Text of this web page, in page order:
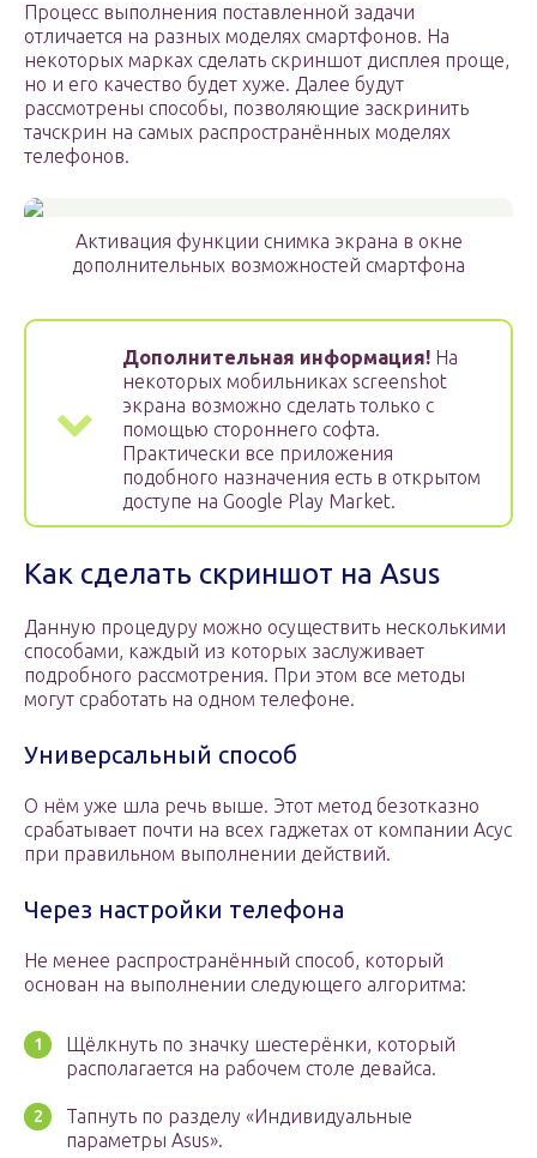
Процесс выполнения поставленной задачи
отличается на разных моделях смартфонов. На
некоторых марках сделать скриншот дисплея проще,
но и его качество будет хуже. Далее будут
рассмотрены способы, позволяющие заскринить
тачскрин на самых распространённых моделях
телефонов.
Активация функции снимка экрана в окне
дополнительных возможностей смартфона
Дополнительная информация! На
некоторых мобильниках screenshot
экрана возможно сделать только с
помощью стороннего софта.
Практически все приложения
подобного назначения есть в открытом
доступе на Google Play Market.
Как сделать скриншот на Asus
Данную процедуру можно осуществить несколькими
способами, каждый из которых заслуживает
подробного рассмотрения. При этом все методы
могут сработать на одном телефоне.
Универсальный способ
О нём уже шла речь выше. Этот метод безотказно
срабатывает почти на всех гаджетах от компании Асус
при правильном выполнении действий.
Через настройки телефона
Не менее распространённый способ, который
основан на выполнении следующего алгоритма:
Щёлкнуть по значку шестерёнки, который
располагается на рабочем столе девайса.
Тапнуть по разделу «Индивидуальные
параметры Asus».